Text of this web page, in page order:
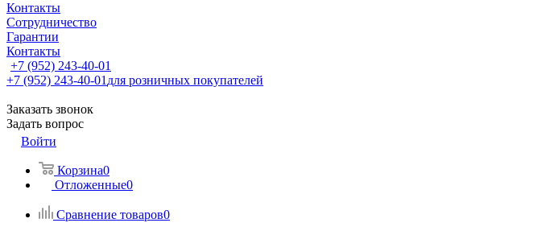
Контакты
Сотрудничество
Гарантии
Контакты
+7 (952) 243-40-01
+7 (952) 243-40-01 для розничных покупателей
Заказать звонок
Задать вопрос
Войти
Корзина0
Отложенные0
Сравнение товаров0